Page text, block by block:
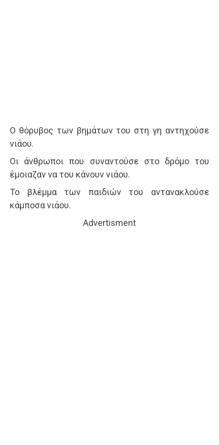
Ο θόρυβος των βημάτων του στη γη αντηχούσε
νιάου.
Οι άνθρωποι που συναντούσε στο δρόμο του
έμοιαζαν να του κάνουν νιάου.
Το βλέμμα των παιδιών του αντανακλούσε
κάμποσα νιάου.
Advertisment